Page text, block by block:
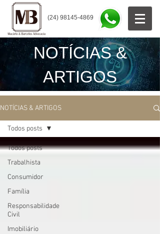
(24) 98145-4869
NOTÍCIAS &
ARTIGOS
NOTÍCIAS & ARTIGOS
Todos posts
Trabalhista
Consumidor
Família
Responsabilidade
Civil
Imobiliário
Todos posts